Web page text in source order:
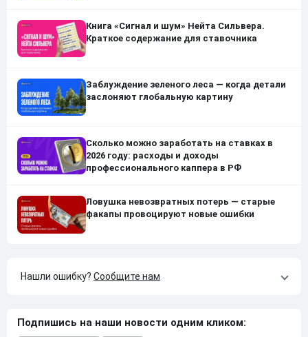
Книга «Сигнал и шум» Нейта Сильвера.
Краткое содержание для ставочника
Заблуждение зеленого леса — когда детали
заслоняют глобальную картину
Сколько можно заработать на ставках в
2026 году: расходы и доходы
профессионального каппера в РФ
Ловушка невозвратных потерь — старые
факапы провоцируют новые ошибки
Нашли ошибку? Сообщите нам
Подпишись на наши новости одним кликом: